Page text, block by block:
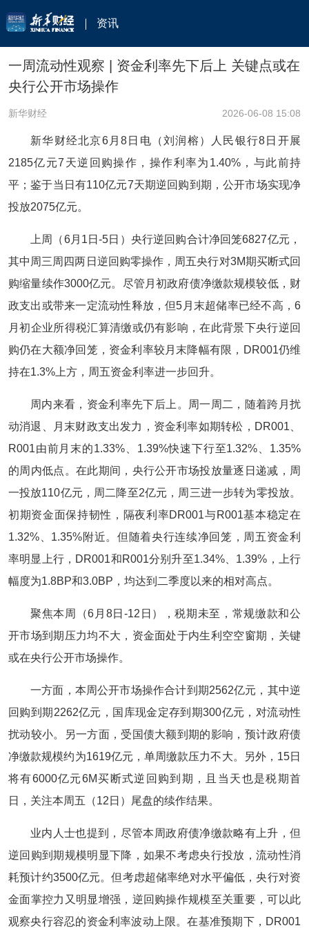
资讯
一周流动性观察 | 资金利率先下后上 关键点或在
央行公开市场操作
新华财经 2026-06-08 15:08
新华财经北京6月8日电（刘润榕）人民银行8日开展
2185亿元7天逆回购操作，操作利率为1.40%，与此前持
平；鉴于当日有110亿元7天期逆回购到期，公开市场实现净
投放2075亿元。
上周（6月1日-5日）央行逆回购合计净回笼6827亿元，
其中周三周四两日逆回购零操作，周五央行对3M期买断式回
购缩量续作3000亿元。尽管月初政府债净缴款规模较低，财
政支出或带来一定流动性释放，但5月末超储率已经不高，6
月初企业所得税汇算清缴或仍有影响，在此背景下央行逆回
购仍在大额净回笼，资金利率较月末降幅有限，DR001仍维
持在1.3%上方，周五资金利率进一步回升。
周内来看，资金利率先下后上。周一周二，随着跨月扰
动消退、月末财政支出发力，资金利率如期转松，DR001、
R001由前月末的1.33%、1.39%快速下行至1.32%、1.35%
的周内低点。在此期间，央行公开市场投放量逐日递减，周
一投放110亿元，周二降至2亿元，周三进一步转为零投放。
初期资金面保持韧性，隔夜利率DR001与R001基本稳定在
1.32%、1.35%附近。但随着央行连续净回笼，周五资金利
率明显上行，DR001和R001分别升至1.34%、1.39%，上行
幅度为1.8BP和3.0BP，均达到二季度以来的相对高点。
聚焦本周（6月8日-12日），税期未至，常规缴款和公
开市场到期压力均不大，资金面处于内生利空空窗期，关键
或在央行公开市场操作。
一方面，本周公开市场操作合计到期2562亿元，其中逆
回购到期2262亿元，国库现金定存到期300亿元，对流动性
扰动较小。另一方面，受国债大额到期的影响，预计政府债
净缴款规模约为1619亿元，单周缴款压力不大。另外，15日
将有6000亿元6M买断式逆回购到期，且当天也是税期首
日，关注本周五（12日）尾盘的续作结果。
业内人士也提到，尽管本周政府债净缴款略有上升，但
逆回购到期规模明显下降，如果不考虑央行投放，流动性消
耗预计约3500亿元。但考虑超储率绝对水平偏低，央行对资
金面掌控力又明显增强，逆回购操作规模至关重要，可以此
观察央行容忍的资金利率波动上限。在基准预期下，DR001